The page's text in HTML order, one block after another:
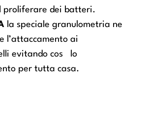
proliferare dei batteri.
la speciale granulometria ne
l’attaccamento ai
evitando cos lo
per tutta casa.